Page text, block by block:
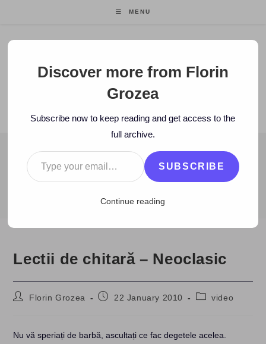
MENU
Florin Grozea
ENTREPRENEUR. FOUNDER/CEO MOCAPP.
BLOG
2010 > January > 22 > video Lectii de chitară – Neoclasic
Lectii de chitară – Neoclasic
PostFlorin Grozea
Post22 January 2010
Postvideo
Nu vă speriați de barbă, ascultați ce fac degetele acelea.
Discover more from Florin
Grozea
Subscribe now to keep reading and get access to the
full archive.
Type your email…
SUBSCRIBE
Continue reading